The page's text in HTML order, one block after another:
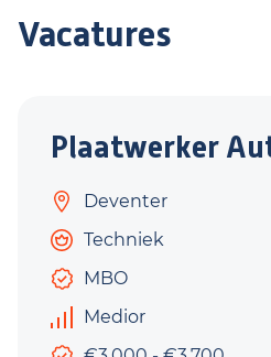
Vacatures
Plaatwerker
Deventer
Techniek
MBO
Medior